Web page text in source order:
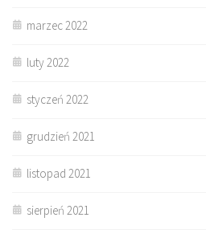
marzec 2022
luty 2022
styczeń 2022
grudzień 2021
listopad 2021
sierpień 2021